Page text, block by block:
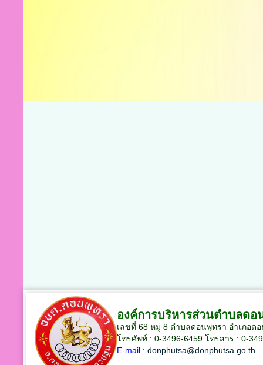
องค์การบริหารส่วนตำบลดอ
เลขที่ 68 หมู่ 8 ตำบลดอนพุทรา อำเภอด
โทรศัพท์ : 0-3496-6459 โทรสาร : 0-
E-mail : donphutsa@donphutsa.go.th